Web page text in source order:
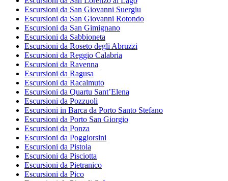
Escursioni da San Giovanni Suergiu
Escursioni da San Giovanni Rotondo
Escursioni da San Gimignano
Escursioni da Sabbioneta
Escursioni da Roseto degli Abruzzi
Escursioni da Reggio Calabria
Escursioni da Ravenna
Escursioni da Ragusa
Escursioni da Racalmuto
Escursioni da Quartu Sant’Elena
Escursioni da Pozzuoli
Escursioni in Barca da Porto Santo Stefano
Escursioni da Porto San Giorgio
Escursioni da Ponza
Escursioni da Poggiorsini
Escursioni da Pistoia
Escursioni da Pisciotta
Escursioni da Pietranico
Escursioni da Pico